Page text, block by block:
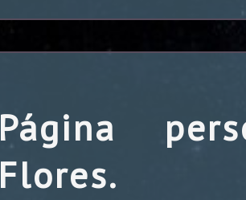
Página
Flores.